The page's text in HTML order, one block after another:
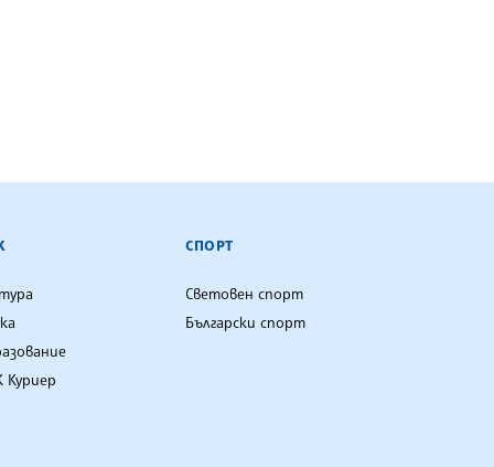
Куриер
СПОРТ
Световен спорт
Български спорт